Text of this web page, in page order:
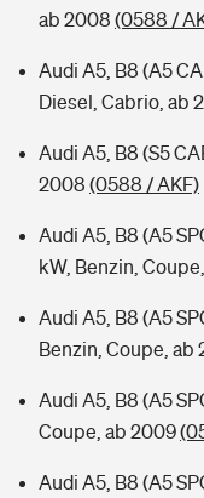
ab 2008 (0588 /
Audi A5, B8 (A5
Diesel, Cabrio, ab
Audi A5, B8 (S5
2008 (0588 / AKF)
Audi A5, B8 (A5
kW, Benzin,
Audi A5, B8 (A5
Benzin, Coupe, ab
Audi A5, B8 (A5
Coupe, ab 2009
Audi A5, B8 (A5